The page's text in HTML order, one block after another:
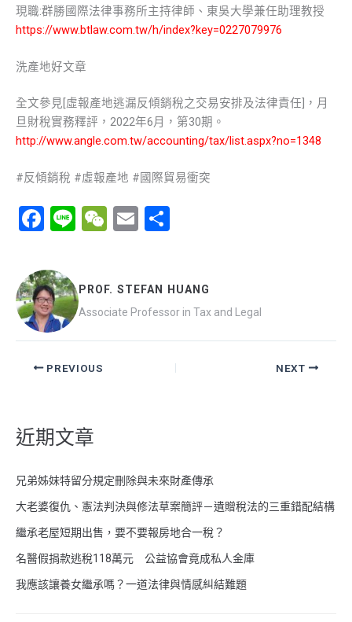
現職:群勝國際法律事務所主持律師、東吳大學兼任助理教授
https://www.btlaw.com.tw/h/index?key=0227079976
洗產地好文章
全文參見[虛報產地逃漏反傾銷稅之交易安排及法律責任]，月
旦財稅實務釋評，2022年6月，第30期。
http://www.angle.com.tw/accounting/tax/list.aspx?no=1348
#反傾銷稅 #虛報產地 #國際貿易衝突
F
ce
b
o
o
k
Li
W
h
at
E
PROF. STEFAN HUANG
Associate Professor in Tax and Legal
PREVIOUS NEXT
近期文章
兄弟姊妹特留分規定刪除與未來財產傳承
大老婆復仇、憲法判決與修法草案簡評－遺贈稅法的三重錯配結構
繼承老屋短期出售，要不要報房地合一稅？
名醫假捐款逃稅118萬元 公益協會竟成私人金庫
我應該讓養女繼承嗎？一道法律與情感糾結難題